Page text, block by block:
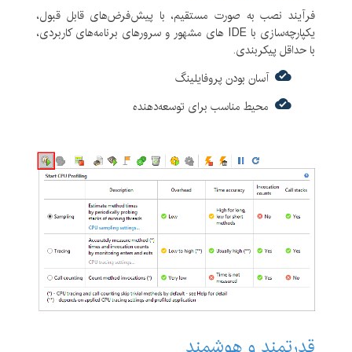
فرآیند نصب به صورت مستقیم، با پیش‌فرض‌های قابل قبول،
یکپارچه‌سازی با IDE های مشهور و سرورهای برنامه‌های کاربردی،
با حداقل پیکربندی.
آسان بودن پروفایلینگ
محیط مناسب برای توسعه‌دهنده